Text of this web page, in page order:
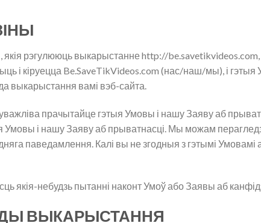
якія рэгулююць выкарыстанне http://
і кіруецца Be.SaveTikVideos.com (нас/наш/мы), і
выкарыстання вамі вэб-сайта.
уважліва прачытайце гэтыя Умовы і нашу Заяву аб
Умовы і нашу Заяву аб прыватнасці. Мы можам
паведамлення. Калі вы не згодныя з гэтымі
якія-небудзь пытанні наконт Умоў або Заявы аб
ВЫКАРЫСТАННЯ